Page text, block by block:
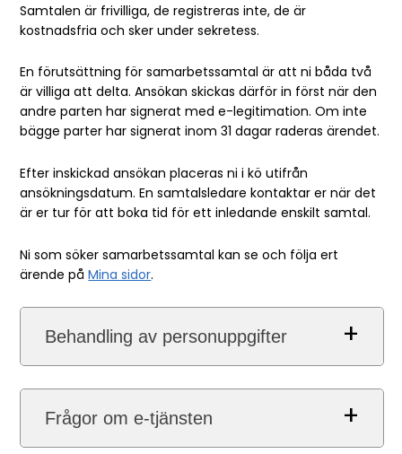
Samtalen är frivilliga, de registreras inte, de är
kostnadsfria och sker under sekretess.
En förutsättning för samarbetssamtal är att ni båda två
är villiga att delta. Ansökan skickas därför in först när den
andre parten har signerat med e-legitimation. Om inte
bägge parter har signerat inom 31 dagar raderas ärendet.
Efter inskickad ansökan placeras ni i kö utifrån
ansökningsdatum. En samtalsledare kontaktar er när det
är er tur för att boka tid för ett inledande enskilt samtal.
Ni som söker samarbetssamtal kan se och följa ert
ärende påMina sidor.
Behandling av personuppgifter
Frågor om e-tjänsten